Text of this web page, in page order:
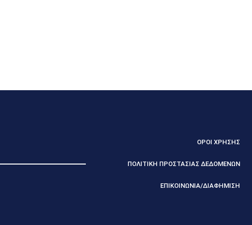
ΟΡΟΙ ΧΡΗΣΗΣ
ΠΟΛΙΤΙΚΗ ΠΡΟΣΤΑΣΙΑΣ ΔΕΔΟΜΕΝΩΝ
ΕΠΙΚΟΙΝΩΝΙΑ/ΔΙΑΦΗΜΙΣΗ